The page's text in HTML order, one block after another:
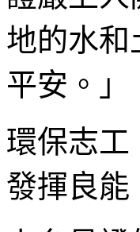
地的水和
平安。」
環保志工
發揮良能